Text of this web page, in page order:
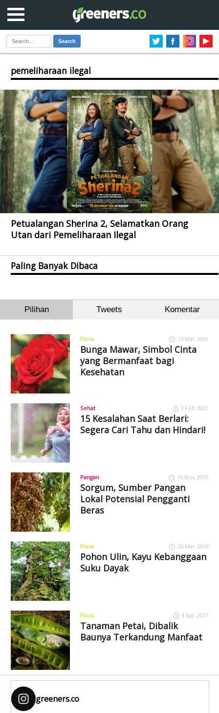
Search
pemeliharaan ilegal
Petualangan Sherina 2, Selamatkan Orang
Utan dari Pemeliharaan Ilegal
Paling Banyak Dibaca
Pilihan Tweets Komentar
Flora 13 Mar 2021
Bunga Mawar, Simbol Cinta
yang Bermanfaat bagi
Kesehatan
Sehat 1 Feb 2021
15 Kesalahan Saat Berlari:
Segera Cari Tahu dan Hindari!
Pangan 10 Nov 2015
Sorgum, Sumber Pangan
Lokal Potensial Pengganti
Beras
Flora 23 Mar 2018
Pohon Ulin, Kayu Kebanggaan
Suku Dayak
Flora 4 Apr 2017
Tanaman Petai, Dibalik
Baunya Terkandung Manfaat
greeners.co